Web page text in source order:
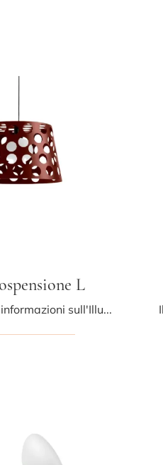
L
Clicca e ottieni informazioni sull'Illuminazione a sospensione moderna di Midj: il modello Bolle sospensione L in metallo ti aspetta!